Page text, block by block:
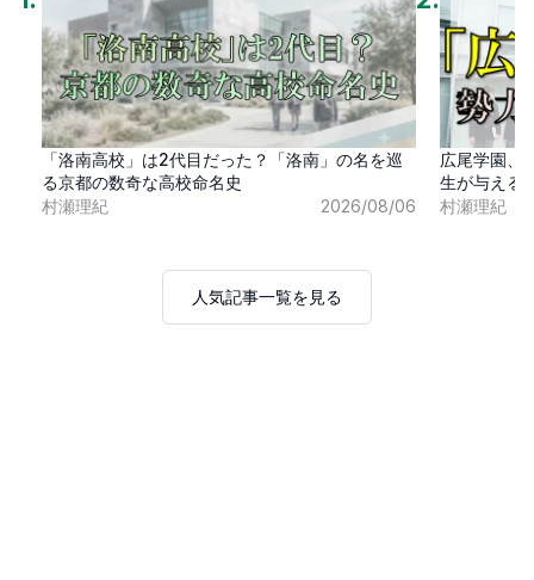
「洛南高校」は2代目だった？「洛南」の名を巡
る京都の数奇な高校命名史
村瀬理紀
2026/08/06
広尾学園、
生が与える
村瀬理紀
人気記事一覧を見る